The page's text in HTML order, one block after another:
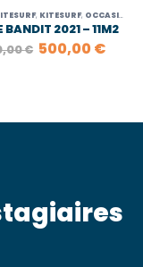
, KITESURF, OCCASION
BANDIT 2021 – 11M2
€ LE
PRIX
500,00 €LE